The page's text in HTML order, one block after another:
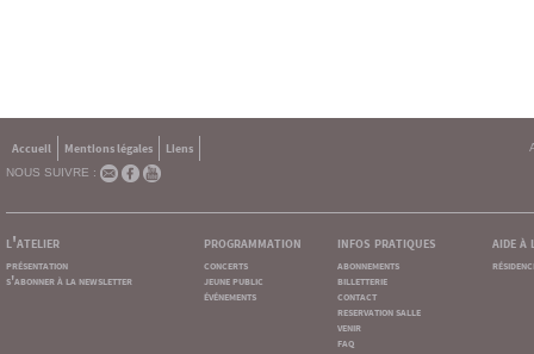
Accueil Mentions légales
Liens
NOUS SUIVRE :
l'atelier
présentation
s'abonner à la newsletter
programmation
concerts
jeune public
événements
infos pratiques
abonnements
billetterie
contact
reservation salle
venir
faq
aide